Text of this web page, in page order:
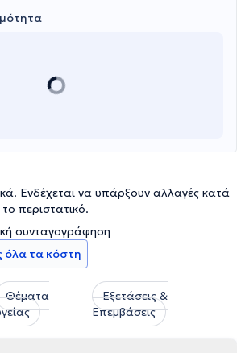
Ενδέχεται να υπάρξουν αλλαγές κατά
περιστατικό.
συνταγογράφηση
όλα τα κόστη
Θέματα
Εξετάσεις &
Επεμβάσεις